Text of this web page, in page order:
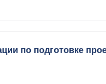
по подготовке